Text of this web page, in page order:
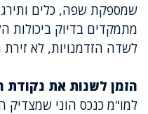
שמספקת שפה, כלים
מתמקדים בדיוק ביכולות
לשדה הזדמנויות, לא זירת
הזמן לשנות את נקודת
למו"מ כנכס הוני שמצדיק